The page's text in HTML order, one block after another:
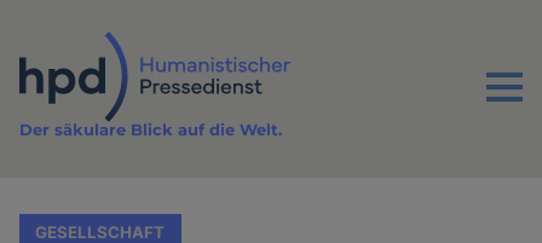
Inhalt
Menu
Der säkulare Blick auf die Welt.
GESELLSCHAFT